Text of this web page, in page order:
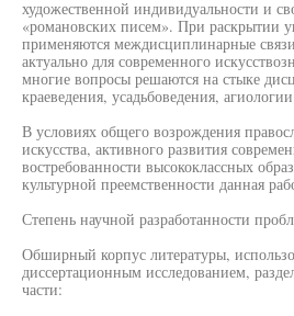
художественной индивидуальности и
«романовских писем». При раскрытии
применяются междисциплинарные
актуально для современного
многие вопросы решаются на стыке
краеведения, усадьбоведения,
В условиях общего возрождения
искусства, активного развития
востребованности высококлассных
культурной преемственности данная
Степень научной разработанности
Обширный корпус литературы,
диссертационным исследованием,
части: